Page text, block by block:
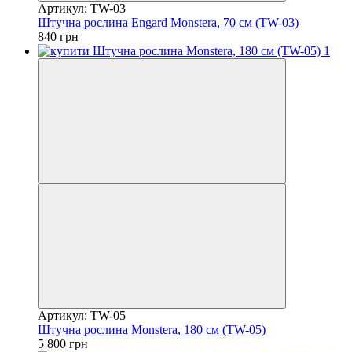
Артикул: TW-03
Штучна рослина Engard Monstera, 70 см (TW-03)
840 грн
Артикул: TW-05
Штучна рослина Monstera, 180 см (TW-05)
5 800 грн